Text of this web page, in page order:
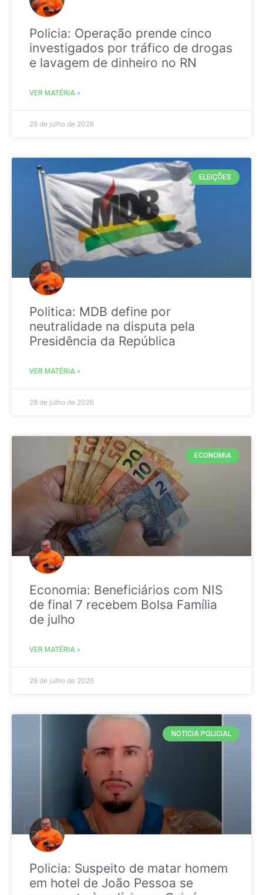
Policia: Operação prende cinco
investigados por tráfico de drogas
e lavagem de dinheiro no RN
VER MATÉRIA »
28 de julho de 2026
ELEIÇÕES
Politica: MDB define por
neutralidade na disputa pela
Presidência da República
VER MATÉRIA »
28 de julho de 2026
ECONOMIA
Economia: Beneficiários com NIS
de final 7 recebem Bolsa Família
de julho
VER MATÉRIA »
28 de julho de 2026
NOTICIA POLICIAL
Policia: Suspeito de matar homem
em hotel de João Pessoa se